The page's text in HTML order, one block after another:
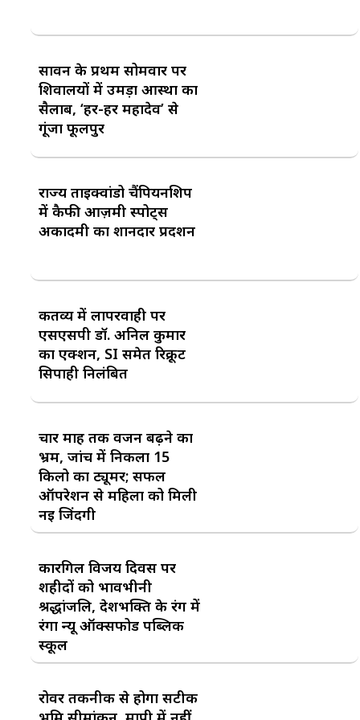
सावन के प्रथम सोमवार पर
शिवालयों में उमड़ा आस्था का
सैलाब, ‘हर-हर महादेव’ से
गूंजा फूलपुर
राज्य ताइक्वांडो चैंपियनशिप
में कैफी आज़मी स्पोर्ट्स
अकादमी का शानदार प्रदर्शन
कर्तव्य में लापरवाही पर
एसएसपी डॉ. अनिल कुमार
का एक्शन, SI समेत रिक्रूट
सिपाही निलंबित
चार माह तक वजन बढ़ने का
भ्रम, जांच में निकला 15
किलो का ट्यूमर; सफल
ऑपरेशन से महिला को मिली
नई जिंदगी
कारगिल विजय दिवस पर
शहीदों को भावभीनी
श्रद्धांजलि, देशभक्ति के रंग में
रंगा न्यू ऑक्सफोर्ड पब्लिक
स्कूल
रोवर तकनीक से होगा सटीक